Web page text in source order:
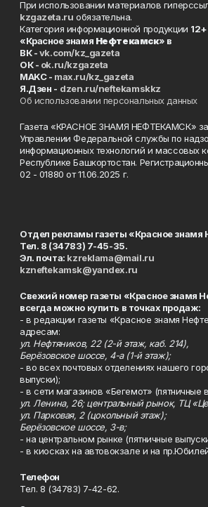
При использовании материалов
kzgazeta.ru обязательна.
Категория информационной продукции 12+
«Красное знамя Нефтекамск» в
ВК -vk.com/kz_gazeta
ОК - ok.ru/kzgazeta
MAKC - max.ru/kz_gazeta
Я.Дзен - dzen.ru/neftekamskkz
Об использовании персональных данных
Газета «КРАСНОЕ ЗНАМЯ НЕФТЕКАМСК»
Управлении Федеральной службы по
информационных технологий и массовых
Республике Башкортостан.
02 - 01880 от 11.06.2025 г.
Отдел рекламы газеты «Красное
Тел. 8 (34783) 7-45-35.
Эл. почта: kzreklama@mail.ru
kzneftekamsk@yandex.ru
Свежий номер газеты «Красное знамя
всегда можно купить в точках продаж:
- в редакции газеты «Красное знамя
адресам:
ул. Нефтяников, 22 (2-й этаж, каб. 214),
Берёзовское шоссе, 4-а (1-й этаж);
- во всех почтовых отделениях нашего
выпуски);
- в сети магазинов «Бегемот» (пятничные
ул. Ленина, 26; центральный рынок, ТЦ
ул. Парковая, 2 (цокольный этаж);
Берёзовское шоссе, 3-в;
- на центральном рынке (пятничные
- в киосках на автовокзале и на
Телефон
Тел. 8 (34783) 7-42-62.